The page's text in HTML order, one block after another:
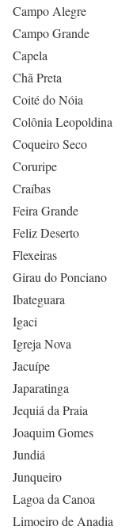
Campo Alegre
Campo Grande
Capela
Chã Preta
Coité do Nóia
Colônia Leopoldina
Coqueiro Seco
Coruripe
Craíbas
Feira Grande
Feliz Deserto
Flexeiras
Girau do Ponciano
Ibateguara
Igaci
Igreja Nova
Jacuípe
Japaratinga
Jequiá da Praia
Joaquim Gomes
Jundiá
Junqueiro
Lagoa da Canoa
Limoeiro de Anadia